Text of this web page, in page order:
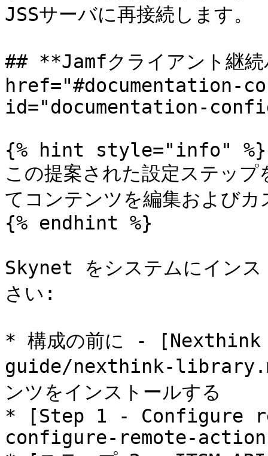
JSSサーバに再接続しま
## **Jamfクライアント継
href="#documentation-
id="documentation-
{% hint style="info" %}
この提案された設定ステッ
てコンテンツを編集および
{% endhint %}
Skynet をシステムにインス
さい:
* 構成の前に -
guide/nexthink-
ンツをインストールする
* [Step 1 - Configure
configure-remote-